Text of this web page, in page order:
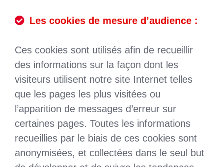
Les cookies de mesure d’audience :
Ces cookies sont utilisés afin de recueillir
des informations sur la façon dont les
visiteurs utilisent notre site Internet telles
que les pages les plus visitées ou
l’apparition de messages d’erreur sur
certaines pages. Toutes les informations
recueillies par le biais de ces cookies sont
anonymisées, et collectées dans le seul but